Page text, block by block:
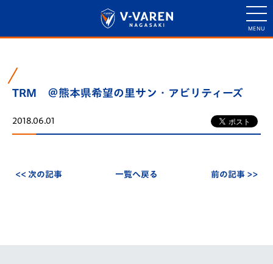
TRM ＠熊本県希望の里サン・アビリティーズ
2018.06.01
<< 次の記事 一覧へ戻る 前の記事 >>